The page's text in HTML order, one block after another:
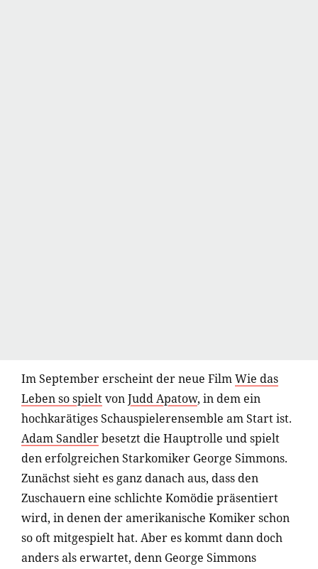
Im September erscheint der neue FilmWie das
Leben so spieltvonJudd Apatow, in dem ein
hochkarätiges Schauspielerensemble am Start ist.
Adam Sandlerbesetzt die Hauptrolle und spielt
den erfolgreichen Starkomiker George Simmons.
Zunächst sieht es ganz danach aus, dass den
Zuschauern eine schlichte Komödie präsentiert
wird, in denen der amerikanische Komiker schon
so oft mitgespielt hat. Aber es kommt dann doch
anders als erwartet, denn George Simmons